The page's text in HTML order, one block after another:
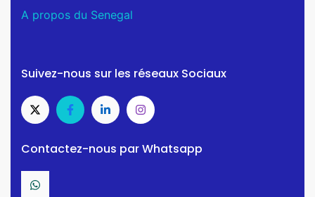
A propos du Senegal
Suivez-nous sur les réseaux Sociaux
Contactez-nous par Whatsapp